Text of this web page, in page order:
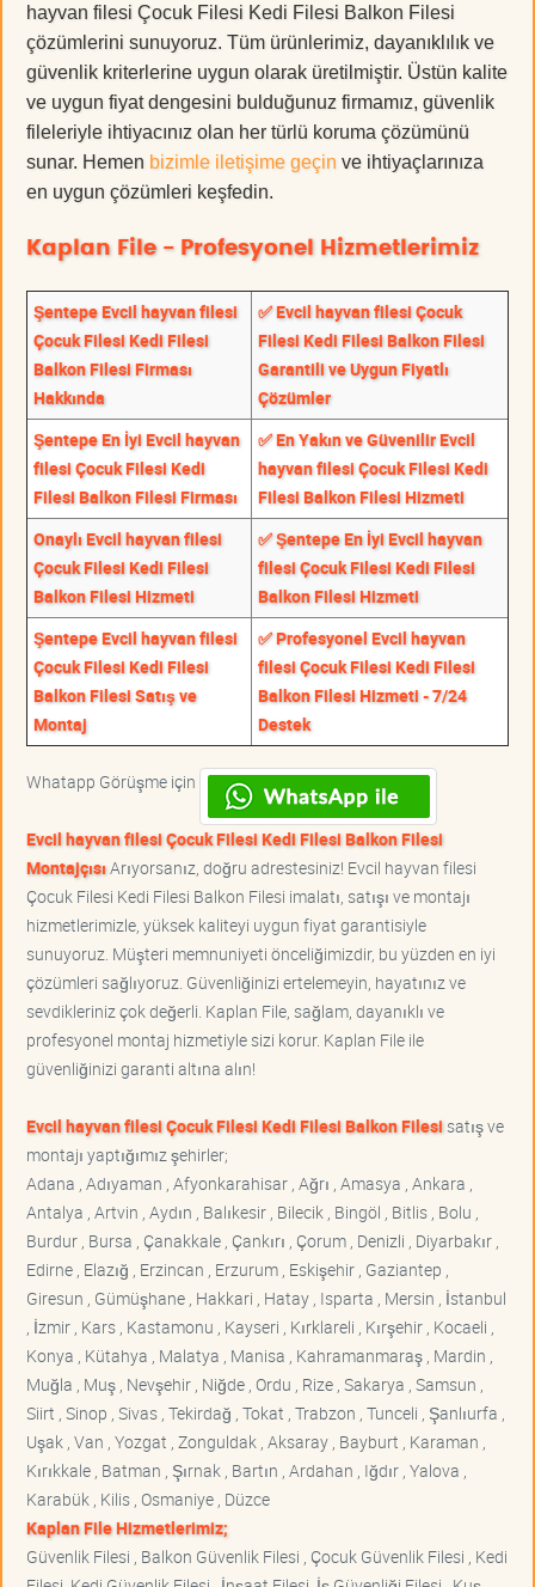
hayvan filesi Çocuk Filesi Kedi Filesi Balkon Filesi
çözümlerini sunuyoruz. Tüm ürünlerimiz, dayanıklılık ve
güvenlik kriterlerine uygun olarak üretilmiştir. Üstün kalite
ve uygun fiyat dengesini bulduğunuz firmamız, güvenlik
fileleriyle ihtiyacınız olan her türlü koruma çözümünü
sunar. Hemen bizimle iletişime geçin ve ihtiyaçlarınıza
en uygun çözümleri keşfedin.
Kaplan File - Profesyonel Hizmetlerimiz
Şentepe Evcil hayvan filesi
Çocuk Filesi Kedi Filesi
Balkon Filesi Firması
Hakkında
✅ Evcil hayvan filesi Çocuk
Filesi Kedi Filesi Balkon Filesi
Garantili ve Uygun Fiyatlı
Çözümler
Şentepe En İyi Evcil hayvan
filesi Çocuk Filesi Kedi
Filesi Balkon Filesi Firması
✅ En Yakın ve Güvenilir Evcil
hayvan filesi Çocuk Filesi Kedi
Filesi Balkon Filesi Hizmeti
Onaylı Evcil hayvan filesi
Çocuk Filesi Kedi Filesi
Balkon Filesi Hizmeti
✅ Şentepe En İyi Evcil hayvan
filesi Çocuk Filesi Kedi Filesi
Balkon Filesi Hizmeti
Şentepe Evcil hayvan filesi
Çocuk Filesi Kedi Filesi
Balkon Filesi Satış ve
Montaj
✅ Profesyonel Evcil hayvan
filesi Çocuk Filesi Kedi Filesi
Balkon Filesi Hizmeti - 7/24
Destek
Whatapp Görüşme için
Evcil hayvan filesi Çocuk Filesi Kedi Filesi Balkon Filesi
MontajçısıArıyorsanız, doğru adrestesiniz! Evcil hayvan filesi
Çocuk Filesi Kedi Filesi Balkon Filesi imalatı, satışı ve montajı
hizmetlerimizle, yüksek kaliteyi uygun fiyat garantisiyle
sunuyoruz. Müşteri memnuniyeti önceliğimizdir, bu yüzden en iyi
çözümleri sağlıyoruz. Güvenliğinizi ertelemeyin, hayatınız ve
sevdikleriniz çok değerli. Kaplan File, sağlam, dayanıklı ve
profesyonel montaj hizmetiyle sizi korur. Kaplan File ile
güvenliğinizi garanti altına alın!
Evcil hayvan filesi Çocuk Filesi Kedi Filesi Balkon Filesisatış ve
montajı yaptığımız şehirler;
Adana , Adıyaman , Afyonkarahisar , Ağrı , Amasya , Ankara ,
Antalya , Artvin , Aydın , Balıkesir , Bilecik , Bingöl , Bitlis , Bolu ,
Burdur , Bursa , Çanakkale , Çankırı , Çorum , Denizli , Diyarbakır ,
Edirne , Elazığ , Erzincan , Erzurum , Eskişehir , Gaziantep ,
Giresun , Gümüşhane , Hakkari , Hatay , Isparta , Mersin , İstanbul
, İzmir , Kars , Kastamonu , Kayseri , Kırklareli , Kırşehir , Kocaeli ,
Konya , Kütahya , Malatya , Manisa , Kahramanmaraş , Mardin ,
Muğla , Muş , Nevşehir , Niğde , Ordu , Rize , Sakarya , Samsun ,
Siirt , Sinop , Sivas , Tekirdağ , Tokat , Trabzon , Tunceli , Şanlıurfa ,
Uşak , Van , Yozgat , Zonguldak , Aksaray , Bayburt , Karaman ,
Kırıkkale , Batman , Şırnak , Bartın , Ardahan , Iğdır , Yalova ,
Karabük , Kilis , Osmaniye , Düzce
Kaplan File Hizmetlerimiz;
Güvenlik Filesi , Balkon Güvenlik Filesi , Çocuk Güvenlik Filesi , Kedi